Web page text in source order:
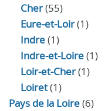
Cher(55)
Eure‑et‑Loir(1)
Indre(1)
Indre‑et‑Loire(1)
Loir‑et‑Cher(1)
Loiret(1)
Pays de la Loire(6)